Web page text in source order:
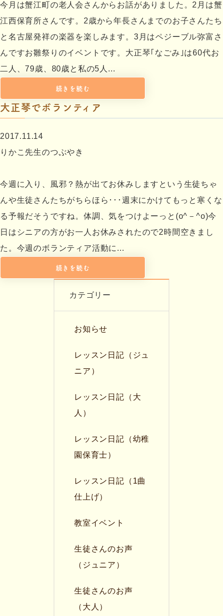
今月は蟹江町の老人会さんからお話がありました。2月は蟹
江西保育所さんです。2歳から年長さんまでのお子さんたち
と名古屋発祥の楽器を楽しみます。3月はペジーブル弥富さ
んですお雛祭りのイベントです。大正琴｢なごみ｣は60代お
二人、79歳、80歳と私の5人...
続きを読む
大正琴でボランティア
2017.11.14
りかこ先生のつぶやき
今週に入り、風邪？熱が出てお休みしますという生徒ちゃ
んや生徒さんたちがちらほら･･･週末にかけてもっと寒くな
る予報だそうですね。体調、気をつけよーっと(o^－^o)今
日はシニアの方がお一人お休みされたので2時間空きまし
た。今週のボランティア活動に...
続きを読む
カテゴリー
お知らせ
レッスン日記（ジュ
ニア）
レッスン日記（大
人）
レッスン日記（幼稚
園保育士）
レッスン日記（1曲
仕上げ）
教室イベント
生徒さんのお声
（ジュニア）
生徒さんのお声
（大人）